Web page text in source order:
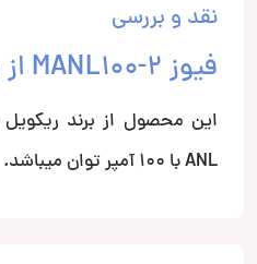
نقد و بررسی
فیوز MANL100-2 از برند ریکویل
ANL با 100 آمپر توان میباشد.